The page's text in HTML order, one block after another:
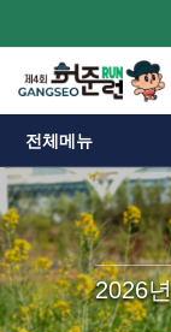
전체메뉴
2026